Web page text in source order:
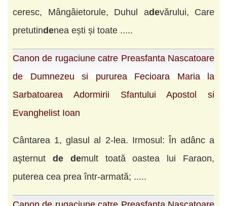
ceresc, Mângâieto­rule, Duhul adevărului, Care
pretutindenea ești și toate .....
Canon de rugaciune catre Preasfanta Nascatoare
de Dumnezeu si pururea Fecioara Maria la
Sarbatoarea Adormirii Sfantului Apostol si
Evanghelist Ioan
Cântarea 1, glasul al 2-lea. Irmosul: În adânc a
aşternut de demult toată oastea lui Faraon,
puterea cea prea într-armată; .....